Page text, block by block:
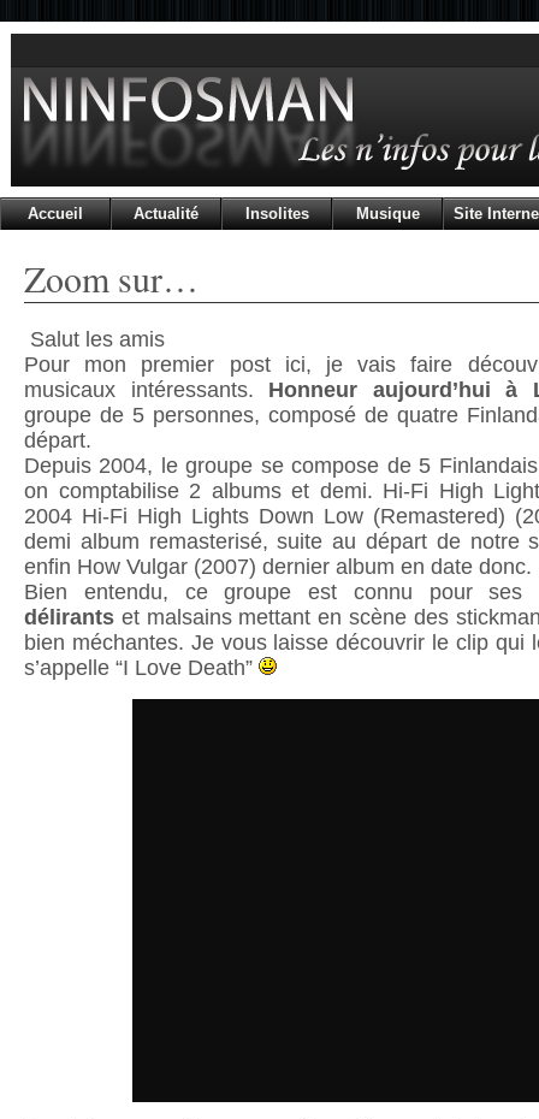
Accueil Actualité Insolites Musique Site
Zoom sur…
Salut les amis
Pour mon premier post ici, je vais faire
musicaux intéressants. Honneur aujourd’hui à
groupe de 5 personnes, composé de quatre
départ.
Depuis 2004, le groupe se compose de 5
on comptabilise 2 albums et demi. Hi-Fi High
2004 Hi-Fi High Lights Down Low (Remastered)
demi album remasterisé, suite au départ de notre
enfin How Vulgar (2007) dernier album en date donc.
Bien entendu, ce groupe est connu pour ses
délirants et malsains mettant en scène des
bien méchantes. Je vous laisse découvrir le clip qui
s’appelle “I Love Death”